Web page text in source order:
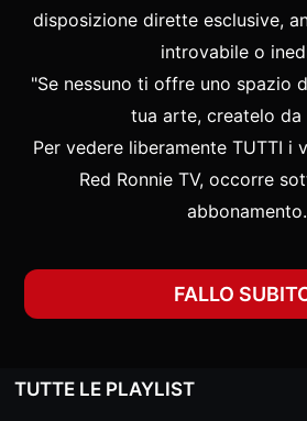
disposizione dirette esclusive,
introvabile o
"Se nessuno ti offre uno spazio
tua arte, createlo
Per vedere liberamente TUTTI i
Red Ronnie TV, occorre
abbonamento.
FALLO
TUTTE LE PLAYLIST